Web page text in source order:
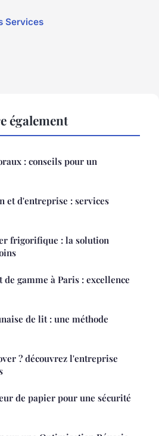
Services
également
: conseils pour un
et d'entreprise : services
frigorifique : la solution
de gamme à Paris : excellence
de lit : une méthode
? découvrez l'entreprise
de papier pour une sécurité